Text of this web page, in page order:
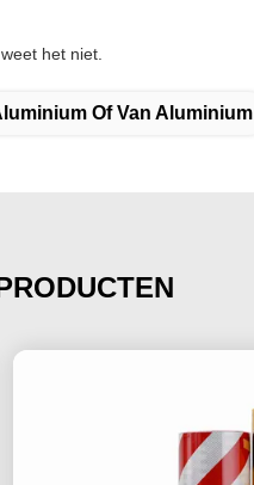
het niet.
Of Van Aluminium